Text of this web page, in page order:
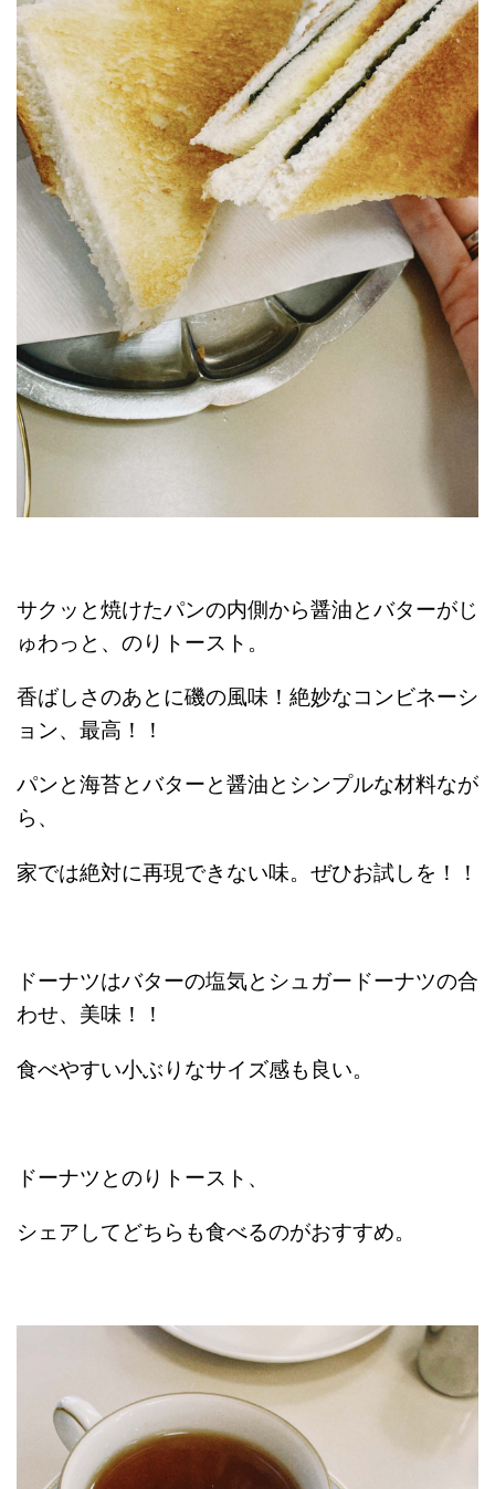
サクッと焼けたパンの内側から醤油とバターがじ
ゅわっと、のりトースト。
香ばしさのあとに磯の風味！絶妙なコンビネーシ
ョン、最高！！
パンと海苔とバターと醤油とシンプルな材料なが
ら、
家では絶対に再現できない味。ぜひお試しを！！
ドーナツはバターの塩気とシュガードーナツの合
わせ、美味！！
食べやすい小ぶりなサイズ感も良い。
ドーナツとのりトースト、
シェアしてどちらも食べるのがおすすめ。